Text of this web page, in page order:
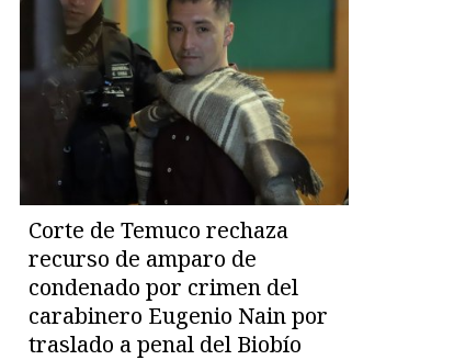
Corte de Temuco rechaza
recurso de amparo de
condenado por crimen del
carabinero Eugenio Nain por
traslado a penal del Biobío